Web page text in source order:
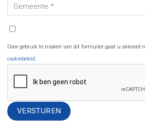
Door gebruik te maken van dit formulier gaat u akkoord
cookiebeleid.